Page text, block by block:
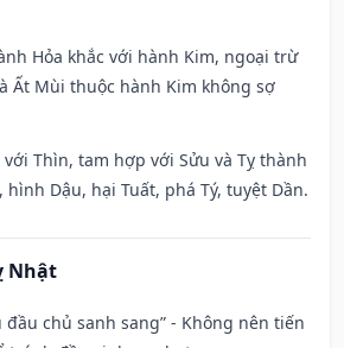
Hỏa khắc với hành Kim, ngoại trừ
Ất Mùi thuộc hành Kim không sợ
Thìn, tam hợp với Sửu và Tỵ thành
hình Dậu, hại Tuất, phá Tý, tuyệt Dần.
Nhật
đầu chủ sanh sang” - Không nên tiến